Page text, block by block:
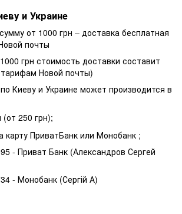
и Украине
от 1000 грн – доставка бесплатная
почты
грн стоимость доставки составит
Новой почты)
Киеву и Украине может производится в
(от 250 грн);
карту ПриватБанк или Монобанк ;
- Приват Банк (Александров Сергей
- Монобанк (Сергій А)